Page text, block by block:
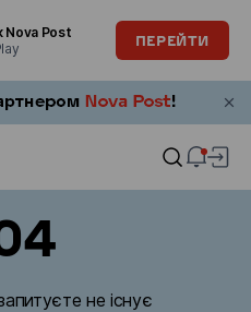
Nova Post
ПЕРЕЙТИ
не існує